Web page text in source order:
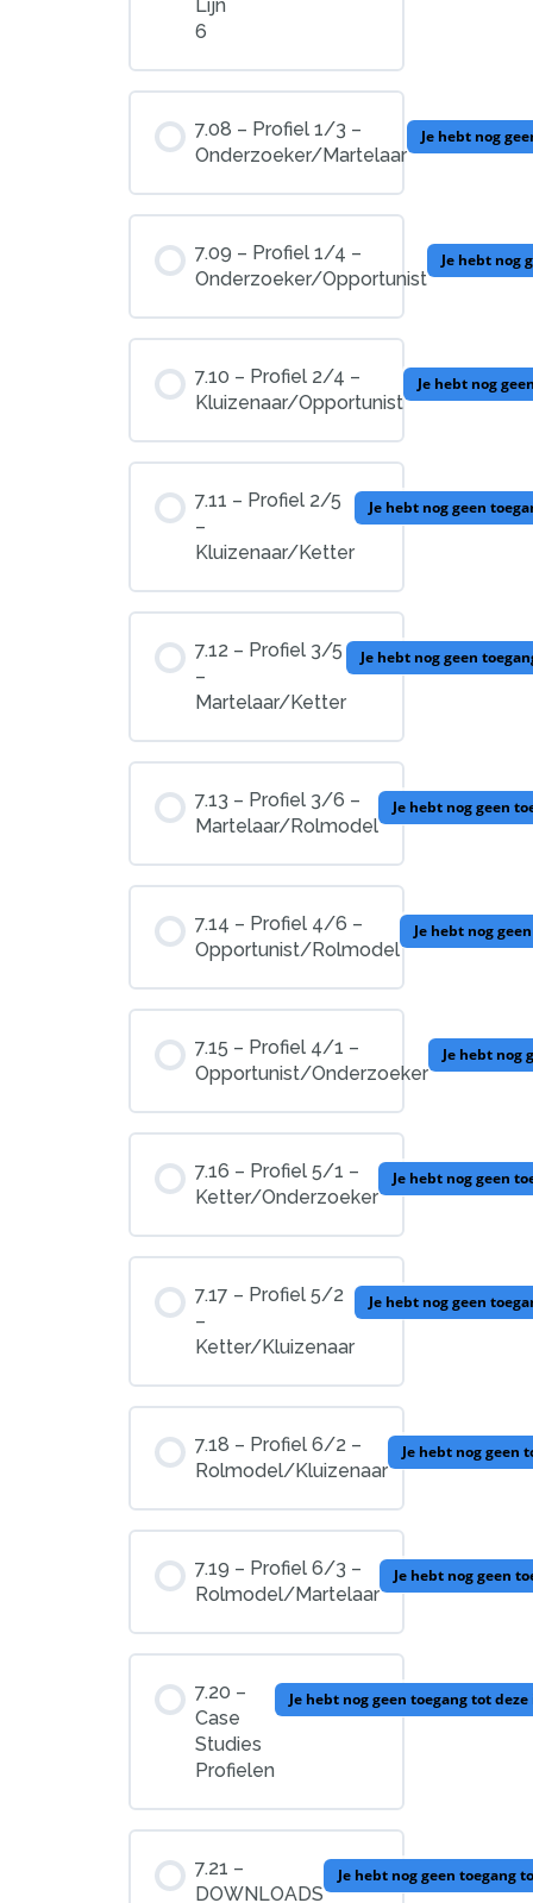
Lijn
6
7.08 – Profiel 1/3 –
Onderzoeker/Martelaar
Je hebt nog
7.09 – Profiel 1/4 –
Onderzoeker/Opportunist
Je hebt nog
7.10 – Profiel 2/4 –
Kluizenaar/Opportunist
Je hebt nog
7.11 – Profiel 2/5
–
Kluizenaar/Ketter
Je hebt nog geen
7.12 – Profiel 3/5
–
Martelaar/Ketter
Je hebt nog geen
7.13 – Profiel 3/6 –
Martelaar/Rolmodel
Je hebt nog geen
7.14 – Profiel 4/6 –
Opportunist/Rolmodel
Je hebt nog
7.15 – Profiel 4/1 –
Opportunist/Onderzoeker
Je hebt nog
7.16 – Profiel 5/1 –
Ketter/Onderzoeker
Je hebt nog geen
7.17 – Profiel 5/2
–
Ketter/Kluizenaar
Je hebt nog geen
7.18 – Profiel 6/2 –
Rolmodel/Kluizenaar
Je hebt nog geen
7.19 – Profiel 6/3 –
Rolmodel/Martelaar
Je hebt nog geen
7.20 –
Case
Studies
Profielen
Je hebt nog geen toegang tot
7.21 –
DOWNLOADS
Je hebt nog geen toegang